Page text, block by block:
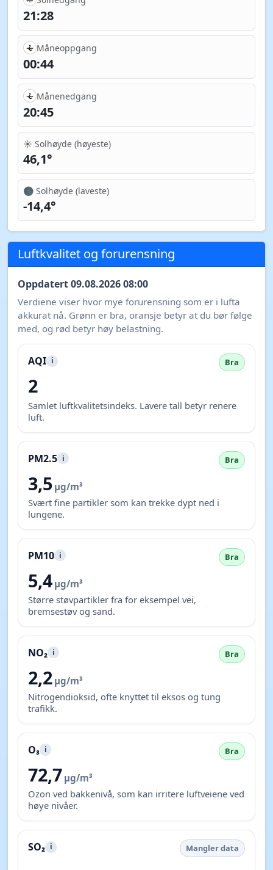
21:28
Måneoppgang
00:44
Månenedgang
20:45
☀️ Solhøyde (høyeste)
46,1°
🌑 Solhøyde (laveste)
-14,4°
Luftkvalitet og forurensning
Oppdatert 09.08.2026 08:00
Verdiene viser hvor mye forurensning som er i lufta
akkurat nå. Grønn er bra, oransje betyr at du bør følge
med, og rød betyr høy belastning.
AQI i Bra
2
Samlet luftkvalitetsindeks. Lavere tall betyr renere
luft.
PM2.5 i Bra
3,5 µg/m³
Svært fine partikler som kan trekke dypt ned i
lungene.
PM10 i Bra
5,4 µg/m³
Større støvpartikler fra for eksempel vei,
bremsestøv og sand.
NO₂ i Bra
2,2 µg/m³
Nitrogendioksid, ofte knyttet til eksos og tung
trafikk.
O₃ i Bra
72,7 µg/m³
Ozon ved bakkenivå, som kan irritere luftveiene ved
høye nivåer.
SO₂ i Mangler data